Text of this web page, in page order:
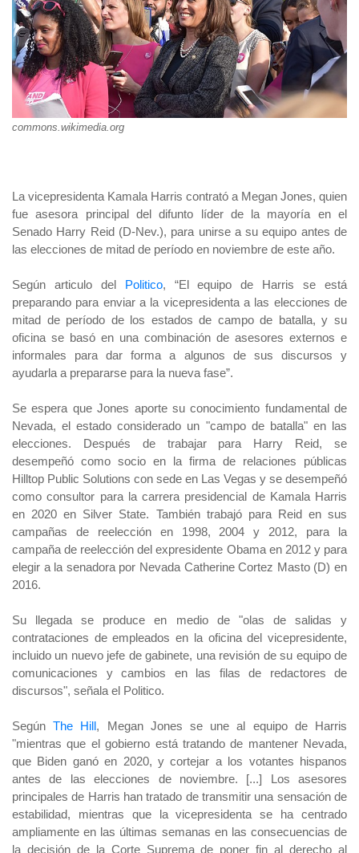
commons.wikimedia.org
La vicepresidenta Kamala Harris contrató a Megan Jones, quien
fue asesora principal del difunto líder de la mayoría en el
Senado Harry Reid (D-Nev.), para unirse a su equipo antes de
las elecciones de mitad de período en noviembre de este año.
Según articulo del Politico, “El equipo de Harris se está
preparando para enviar a la vicepresidenta a las elecciones de
mitad de período de los estados de campo de batalla, y su
oficina se basó en una combinación de asesores externos e
informales para dar forma a algunos de sus discursos y
ayudarla a prepararse para la nueva fase”.
Se espera que Jones aporte su conocimiento fundamental de
Nevada, el estado considerado un "campo de batalla" en las
elecciones. Después de trabajar para Harry Reid, se
desempeñó como socio en la firma de relaciones públicas
Hilltop Public Solutions con sede en Las Vegas y se desempeñó
como consultor para la carrera presidencial de Kamala Harris
en 2020 en Silver State. También trabajó para Reid en sus
campañas de reelección en 1998, 2004 y 2012, para la
campaña de reelección del expresidente Obama en 2012 y para
elegir a la senadora por Nevada Catherine Cortez Masto (D) en
2016.
Su llegada se produce en medio de "olas de salidas y
contrataciones de empleados en la oficina del vicepresidente,
incluido un nuevo jefe de gabinete, una revisión de su equipo de
comunicaciones y cambios en las filas de redactores de
discursos", señala el Politico.
SegúnThe Hill, Megan Jones se une al equipo de Harris
"mientras que el gobierno está tratando de mantener Nevada,
que Biden ganó en 2020, y cortejar a los votantes hispanos
antes de las elecciones de noviembre. [...] Los asesores
principales de Harris han tratado de transmitir una sensación de
estabilidad, mientras que la vicepresidenta se ha centrado
ampliamente en las últimas semanas en las consecuencias de
la decisión de la Corte Suprema de poner fin al derecho al